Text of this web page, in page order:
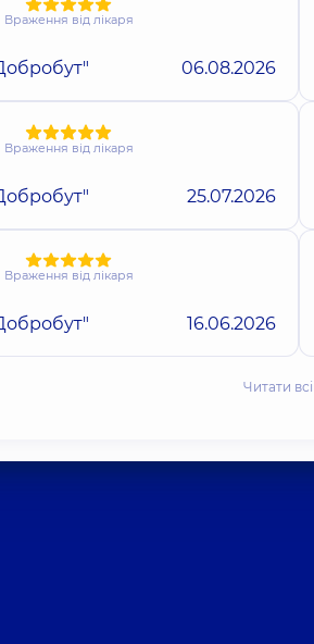
Враження від лікаря
06.08.2026
Враження від лікаря
25.07.2026
Враження від лікаря
16.06.2026
Читати всі